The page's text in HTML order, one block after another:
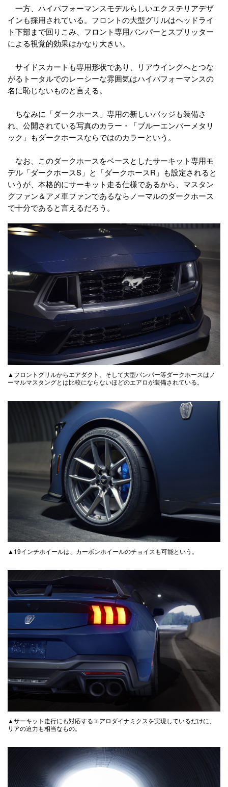
一方、ハイパフォーマンスモデルらしいエクステリアデザ
インも採用されている。フロントの大型グリルはヘッドライ
ト下部まで回りこみ、フロント専用バンパーとスプリッター
による視覚的効果はかなり大きい。
サイドスカートも専用形状であり、リアウイングへとつな
がるトータルでのレーシーな雰囲気はハイパフォーマンスの
名に恥じないものと言える。
ちなみに「ダークホース」専用の新しいバッジも装備さ
れ、公開されている写真のカラー・「ブルーエンバーメタリ
ック」もダークホースならではのカラーという。
なお、このダークホースをベースとしたサーキット専用モ
デル「ダークホースS」と「ダークホースR」も設定されると
いうが、本格的にサーキット走る仕様であるから、マスタン
グファン＆アメ車ファンであるならノーマルのダークホース
で十分であると言えるだろう。
▲フロントグリルからエアダクト、そして大型バンパー等ダークホースはノ
ーマルマスタングとは比較にならないほどのエアロが装備されている。
▲19インチホイールは、カーボンホイールのチョイスも可能という。
▲サーキット走行にも対応するエアロダイナミクスを実現しているだけに、
リアの迫力も相当なもの。